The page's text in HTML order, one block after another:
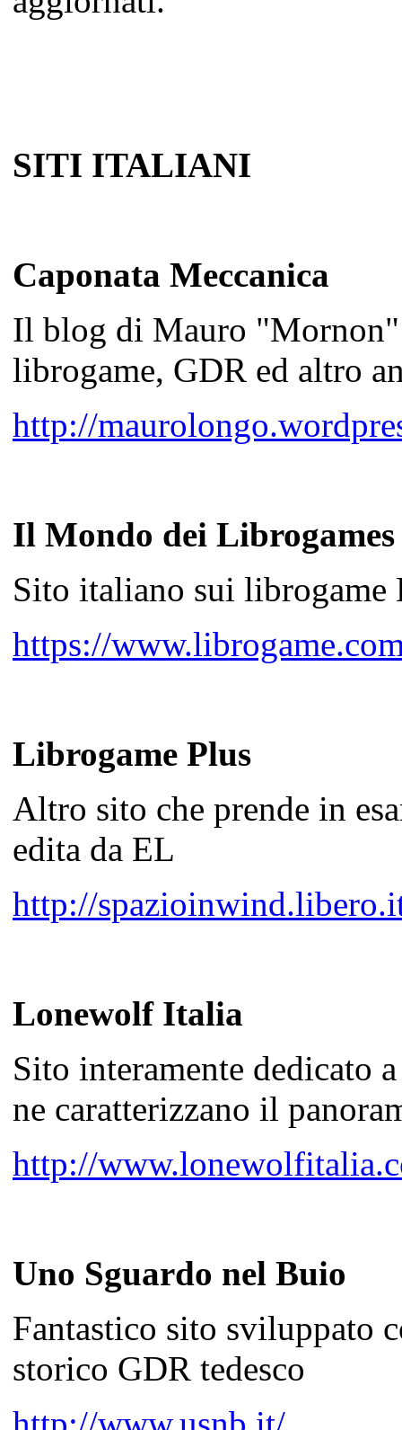
SITI ITALIANI
Caponata Meccanica
Il blog di Mauro
librogame, GDR ed altro
http://
Il Mondo dei Librogames
Sito italiano sui
https://
Librogame Plus
Altro sito che prende in
edita da EL
http://
Lonewolf Italia
Sito interamente dedicato
ne caratterizzano il
http://
Uno Sguardo nel Buio
Fantastico sito sviluppato
storico GDR tedesco